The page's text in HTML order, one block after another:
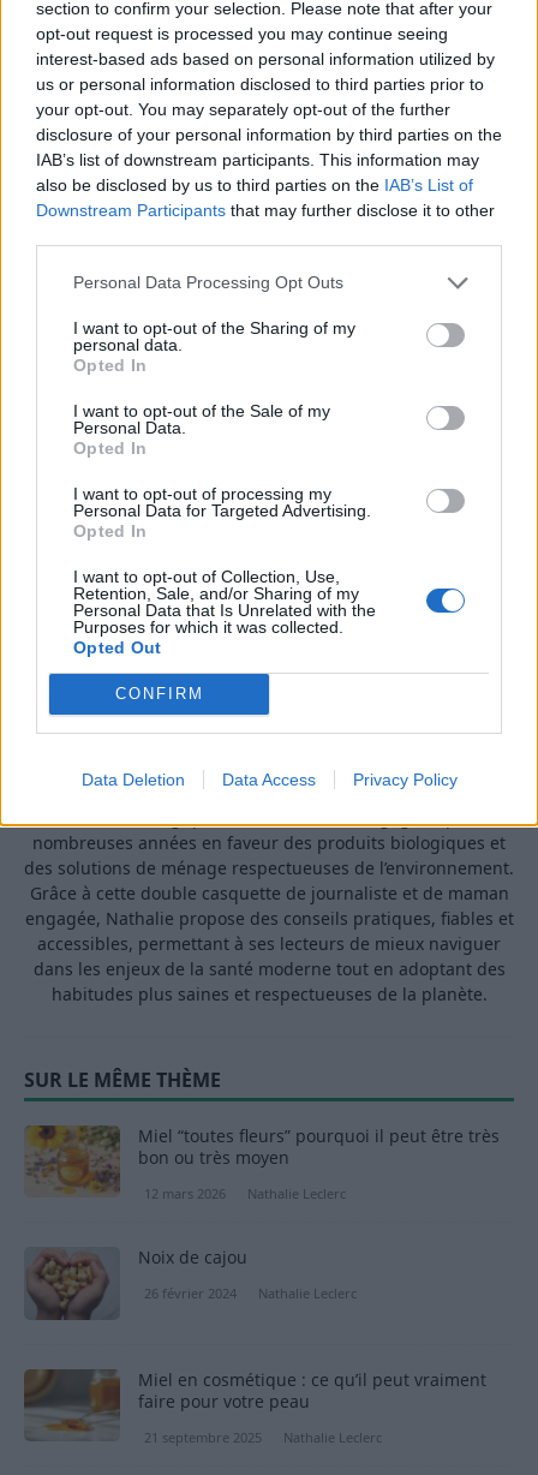
section to confirm your selection. Please note that after your
opt-out request is processed you may continue seeing
interest-based ads based on personal information utilized by
us or personal information disclosed to third parties prior to
your opt-out. You may separately opt-out of the further
disclosure of your personal information by third parties on the
IAB’s list of downstream participants. This information may
also be disclosed by us to third parties on the IAB’s List of
Downstream Participants that may further disclose it to other
Personal Data Processing Opt Outs
I want to opt-out of the Sharing of my
personal data.
Opted In
I want to opt-out of the Sale of my
Personal Data.
Opted In
I want to opt-out of processing my
Personal Data for Targeted Advertising.
Opted In
I want to opt-out of Collection, Use,
Retention, Sale, and/or Sharing of my
Personal Data that Is Unrelated with the
Purposes for which it was collected.
Opted Out
CONFIRM
Data Deletion Data Access Privacy Policy
allié santé au quotidien
Pour conclure, l’effet incroyable du miel sur la santé
n’est plus à prouver. Que ce soit pour booster votre
système immunitaire, prendre soin de votre peau ou
améliorer votre sommeil, le miel est un véritable allié
pour votre santé.
N’attendez plus et intégrez le miel dans votre
quotidien pour profiter de tous ses bienfaits. Et
docteur pour toujours !
A propos Nathalie Leclerc2950 Articles
Nathalie Leclerc est une journaliste spécialisée en santé et
expertise journalistique à une expérience concrète de la
santé familiale et de la nutrition. Fervente adepte d’un mode
nombreuses années en faveur des produits biologiques et
des solutions de ménage respectueuses de l’environnement.
Grâce à cette double casquette de journaliste et de maman
engagée, Nathalie propose des conseils pratiques, fiables et
accessibles, permettant à ses lecteurs de mieux naviguer
dans les enjeux de la santé moderne tout en adoptant des
habitudes plus saines et respectueuses de la planète.
SUR LE MÊME THÈME
Miel “toutes fleurs” pourquoi il peut être très
bon ou très moyen
12 mars 2026 Nathalie Leclerc
Noix de cajou
26 février 2024 Nathalie Leclerc
Miel en cosmétique : ce qu’il peut vraiment
faire pour votre peau
21 septembre 2025 Nathalie Leclerc